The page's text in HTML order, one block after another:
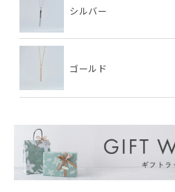
シルバー
ゴールド